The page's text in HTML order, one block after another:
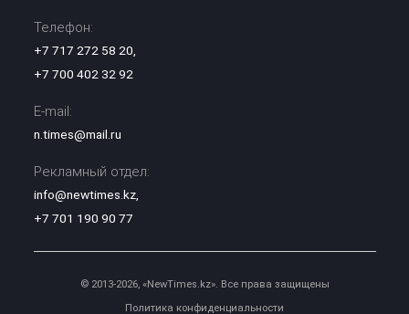
Телефон:
+7 717 272 58 20
+7 700 402 32 92
E-mail:
n.times@mail.ru
Рекламный отдел:
info@newtimes.kz,
+7 701 190 90 77
© 2013-2026, «NewTimes.kz». Все права защищены
Политика конфиденциальности